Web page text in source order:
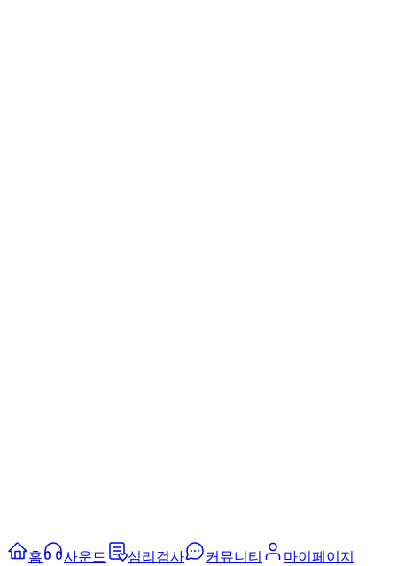
홈 사운드 심리검사 커뮤니티
마이페이지